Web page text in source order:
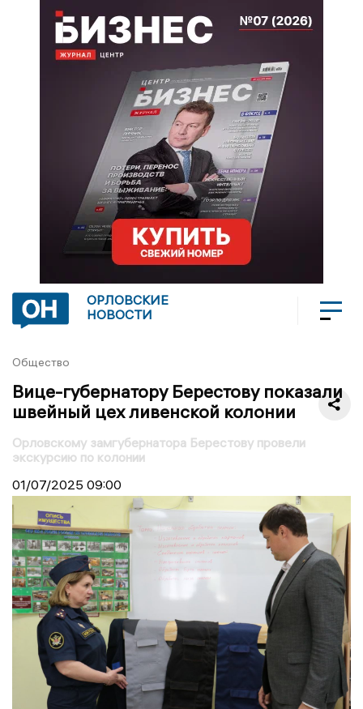
ОРЛОВСКИЕ
НОВОСТИ
Общество
Вице-губернатору Берестову показали
швейный цех ливенской колонии
Орловскому замгубернатора Берестову провели
экскурсию по колонии
01/07/2025 09:00